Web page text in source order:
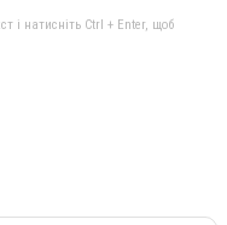
і натисніть Ctrl + Enter, щоб